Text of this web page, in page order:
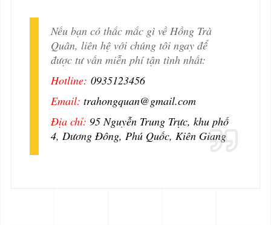
Nếu bạn có thắc mắc gì về Hồng Trà
Quân, liên hệ với chúng tôi ngay để
được tư vấn miễn phí tận tình nhất:
Hotline: 0935123456
Email: trahongquan@gmail.com
Địa chỉ: 95 Nguyễn Trung Trực, khu phố
4, Dương Đông, Phú Quốc, Kiên Giang